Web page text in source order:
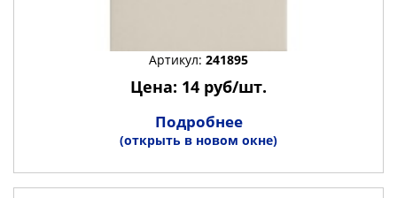
Артикул: 241895
Цена: 14 руб/шт.
Подробнее
(открыть в новом окне)